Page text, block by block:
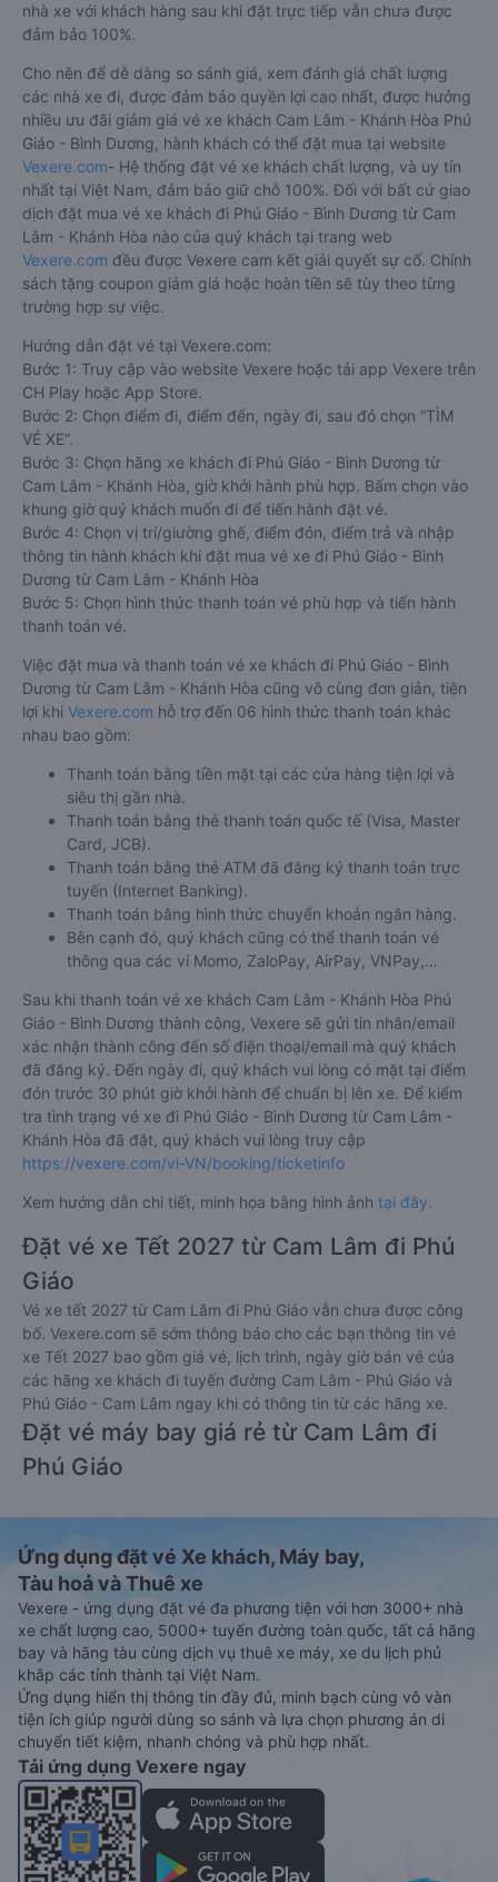
nhà xe với khách hàng sau khi đặt trực tiếp vẫn chưa được
đảm bảo 100%.
Cho nên để dễ dàng so sánh giá, xem đánh giá chất lượng
các nhà xe đi, được đảm bảo quyền lợi cao nhất, được hưởng
nhiều ưu đãi giảm giá vé xe khách Cam Lâm - Khánh Hòa Phú
Giáo - Bình Dương, hành khách có thể đặt mua tại website
Vexere.com- Hệ thống đặt vé xe khách chất lượng, và uy tín
nhất tại Việt Nam, đảm bảo giữ chỗ 100%. Đối với bất cứ giao
dịch đặt mua vé xe khách đi Phú Giáo - Bình Dương từ Cam
Lâm - Khánh Hòa nào của quý khách tại trang web
Vexere.com đều được Vexere cam kết giải quyết sự cố. Chính
sách tặng coupon giảm giá hoặc hoàn tiền sẽ tùy theo từng
trường hợp sự việc.
Hướng dẫn đặt vé tại Vexere.com:
Bước 1: Truy cập vào website Vexere hoặc tải app Vexere trên
CH Play hoặc App Store.
Bước 2: Chọn điểm đi, điểm đến, ngày đi, sau đó chọn “TÌM
VÉ XE”.
Bước 3: Chọn hãng xe khách đi Phú Giáo - Bình Dương từ
Cam Lâm - Khánh Hòa, giờ khởi hành phù hợp. Bấm chọn vào
khung giờ quý khách muốn đi để tiến hành đặt vé.
Bước 4: Chọn vị trí/giường ghế, điểm đón, điểm trả và nhập
thông tin hành khách khi đặt mua vé xe đi Phú Giáo - Bình
Dương từ Cam Lâm - Khánh Hòa
Bước 5: Chọn hình thức thanh toán vé phù hợp và tiến hành
thanh toán vé.
Việc đặt mua và thanh toán vé xe khách đi Phú Giáo - Bình
Dương từ Cam Lâm - Khánh Hòa cũng vô cùng đơn giản, tiện
lợi khi Vexere.com hỗ trợ đến 06 hình thức thanh toán khác
nhau bao gồm:
Thanh toán bằng tiền mặt tại các cửa hàng tiện lợi và
siêu thị gần nhà.
Thanh toán bằng thẻ thanh toán quốc tế (Visa, Master
Card, JCB).
Thanh toán bằng thẻ ATM đã đăng ký thanh toán trực
tuyến (Internet Banking).
Thanh toán bằng hình thức chuyển khoản ngân hàng.
Bên cạnh đó, quý khách cũng có thể thanh toán vé
thông qua các ví Momo, ZaloPay, AirPay, VNPay,…
Sau khi thanh toán vé xe khách Cam Lâm - Khánh Hòa Phú
Giáo - Bình Dương thành công, Vexere sẽ gửi tin nhắn/email
xác nhận thành công đến số điện thoại/email mà quý khách
đã đăng ký. Đến ngày đi, quý khách vui lòng có mặt tại điểm
đón trước 30 phút giờ khởi hành để chuẩn bị lên xe. Để kiểm
tra tình trạng vé xe đi Phú Giáo - Bình Dương từ Cam Lâm -
Khánh Hòa đã đặt, quý khách vui lòng truy cập
https://vexere.com/vi-VN/booking/ticketinfo
Xem hướng dẫn chi tiết, minh họa bằng hình ảnh tại đây.
Đặt vé xe Tết 2027 từ Cam Lâm đi Phú
Giáo
Vé xe tết 2027 từ Cam Lâm đi Phú Giáo vẫn chưa được công
bố. Vexere.com sẽ sớm thông báo cho các bạn thông tin vé
xe Tết 2027 bao gồm giá vé, lịch trình, ngày giờ bán vé của
các hãng xe khách đi tuyến đường Cam Lâm - Phú Giáo và
Phú Giáo - Cam Lâm ngay khi có thông tin từ các hãng xe.
Đặt vé máy bay giá rẻ từ Cam Lâm đi
Phú Giáo
Ứng dụng đặt vé Xe khách, Máy bay,
Tàu hoả và Thuê xe
Vexere - ứng dụng đặt vé đa phương tiện với hơn 3000+ nhà
xe chất lượng cao, 5000+ tuyến đường toàn quốc, tất cả hãng
bay và hãng tàu cùng dịch vụ thuê xe máy, xe du lịch phủ
khắp các tỉnh thành tại Việt Nam.
Ứng dụng hiển thị thông tin đầy đủ, minh bạch cùng vô vàn
tiện ích giúp người dùng so sánh và lựa chọn phương án di
chuyển tiết kiệm, nhanh chóng và phù hợp nhất.
Tải ứng dụng Vexere ngay